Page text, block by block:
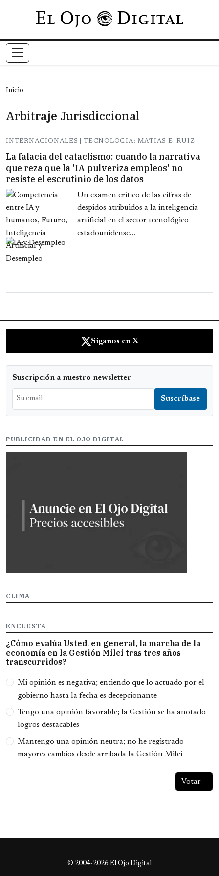
Pasar al contenido principal
Inicio
Arbitraje Jurisdiccional
INTERNACIONALES | TECNOLOGIA: MATIAS E. RUIZ
La falacia del cataclismo: cuando la narrativa
que reza que la 'IA pulveriza empleos' no
resiste el escrutinio de los datos
Un examen crítico de las cifras de
despidos atribuidos a la inteligencia
artificial en el sector tecnológico
estadounidense...
Síganos en X
Suscripción a nuestro newsletter
PUBLICIDAD EN EL OJO DIGITAL
CLIMA
ENCUESTA
¿Cómo evalúa Usted, en general, la marcha de la
economía en la Gestión Milei tras tres años
transcurridos?
Opciones
Mi opinión es negativa; entiendo que lo actuado por el
gobierno hasta la fecha es decepcionante
Tengo una opinión favorable; la Gestión se ha anotado
logros destacables
Mantengo una opinión neutra; no he registrado
mayores cambios desde arribada la Gestión Milei
© 2004-2026 El Ojo Digital